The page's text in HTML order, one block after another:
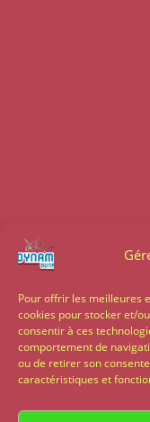
Pour offrir les meilleures
cookies pour stocker et/
consentir à ces
comportement de
ou de retirer son
caractéristiques et